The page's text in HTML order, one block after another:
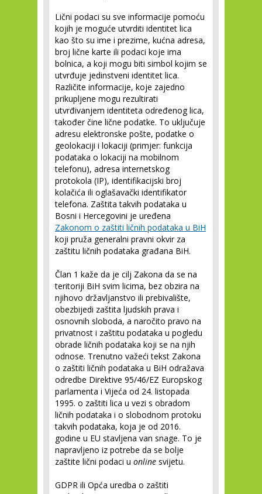
Lični podaci su sve informacije pomoću
kojih je moguće utvrditi identitet lica
kao što su ime i prezime, kućna adresa,
broj lične karte ili podaci koje ima
bolnica, a koji mogu biti simbol kojim se
utvrđuje jedinstveni identitet lica.
Različite informacije, koje zajedno
prikupljene mogu rezultirati
utvrđivanjem identiteta određenog lica,
također čine lične podatke. To uključuje
adresu elektronske pošte, podatke o
geolokaciji i lokaciji (primjer: funkcija
podataka o lokaciji na mobilnom
telefonu), adresa internetskog
protokola (IP), identifikacijski broj
kolačića ili oglašavački identifikator
telefona. Zaštita takvih podataka u
Bosni i Hercegovini je uređena
Zakonom o zaštiti ličnih podataka u BiH
koji pruža generalni pravni okvir za
zaštitu ličnih podataka građana BiH.
Član 1 kaže da je cilj Zakona da se na
teritoriji BiH svim licima, bez obzira na
njihovo državljanstvo ili prebivalište,
obezbijedi zaštita ljudskih prava i
osnovnih sloboda, a naročito pravo na
privatnost i zaštitu podataka u pogledu
obrade ličnih podataka koji se na njih
odnose. Trenutno važeći tekst Zakona
o zaštiti ličnih podataka u BiH odražava
odredbe Direktive 95/46/EZ Europskog
parlamenta i Vijeća od 24. listopada
1995. o zaštiti lica u vezi s obradom
ličnih podataka i o slobodnom protoku
takvih podataka, koja je od 2016.
godine u EU stavljena van snage. To je
napravljeno iz potrebe da se bolje
zaštite lični podaci u online svijetu.
GDPR ili Opća uredba o zaštiti